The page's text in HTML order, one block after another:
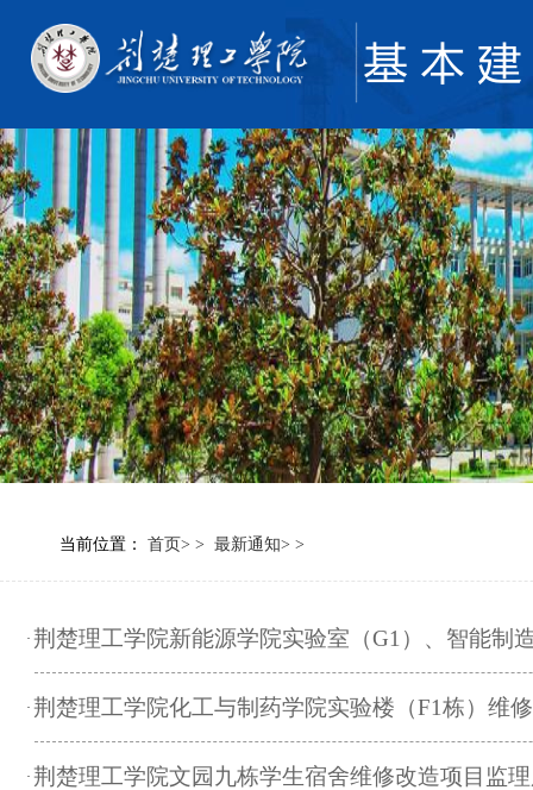
当前位置： 首页> > 最新通知> >
· 荆楚理工学院新能源学院实验室（G1）、智能制
· 荆楚理工学院化工与制药学院实验楼（F1栋）维
· 荆楚理工学院文园九栋学生宿舍维修改造项目监